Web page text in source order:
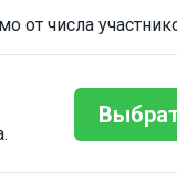
от числа